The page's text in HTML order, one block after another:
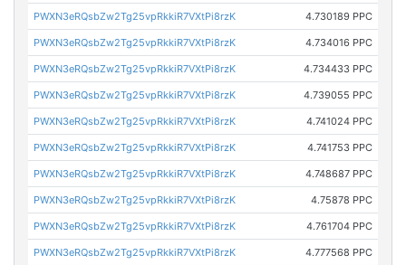
PWXN3eRQsbZw2Tg25vpRkkiR7VXtPi8rzK 4.730189 PPC
PWXN3eRQsbZw2Tg25vpRkkiR7VXtPi8rzK 4.734016 PPC
PWXN3eRQsbZw2Tg25vpRkkiR7VXtPi8rzK 4.734433 PPC
PWXN3eRQsbZw2Tg25vpRkkiR7VXtPi8rzK 4.739055 PPC
PWXN3eRQsbZw2Tg25vpRkkiR7VXtPi8rzK 4.741024 PPC
PWXN3eRQsbZw2Tg25vpRkkiR7VXtPi8rzK 4.741753 PPC
PWXN3eRQsbZw2Tg25vpRkkiR7VXtPi8rzK 4.748687 PPC
PWXN3eRQsbZw2Tg25vpRkkiR7VXtPi8rzK 4.75878 PPC
PWXN3eRQsbZw2Tg25vpRkkiR7VXtPi8rzK 4.761704 PPC
PWXN3eRQsbZw2Tg25vpRkkiR7VXtPi8rzK 4.777568 PPC